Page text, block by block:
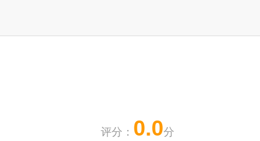
评分： 0.0分